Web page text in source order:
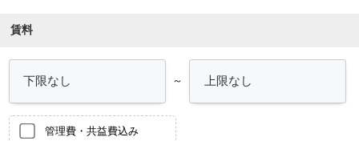
賃料
～
管理費・共益費込み